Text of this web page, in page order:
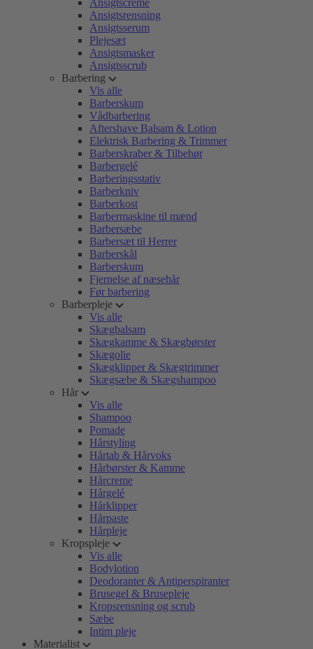
Ansigtscreme
Ansigtsrensning
Ansigtsserum
Plejesæt
Ansigtsmasker
Ansigtsscrub
Barbering
Vis alle
Barberskum
Vådbarbering
Aftershave Balsam & Lotion
Elektrisk Barbering & Trimmer
Barberskraber & Tilbehør
Barbergelé
Barberingsstativ
Barberkniv
Barberkost
Barbermaskine til mænd
Barbersæbe
Barbersæt til Herrer
Barberskål
Barberskum
Fjernelse af næsehår
Før barbering
Barberpleje
Vis alle
Skægbalsam
Skægkamme & Skægbørster
Skægolie
Skægklipper & Skægtrimmer
Skægsæbe & Skægshampoo
Hår
Vis alle
Shampoo
Pomade
Hårstyling
Hårtab & Hårvoks
Hårbørster & Kamme
Hårcreme
Hårgelé
Hårklipper
Hårpaste
Hårpleje
Kropspleje
Vis alle
Bodylotion
Deodoranter & Antiperspiranter
Brusegel & Brusepleje
Kropsrensning og scrub
Sæbe
Intim pleje
Materialist